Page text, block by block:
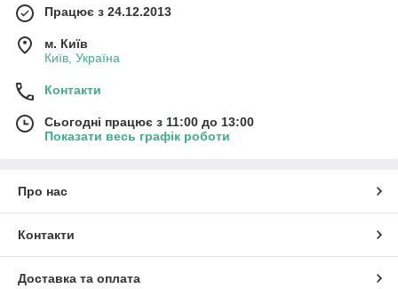
Працює з 24.12.2013
м. Київ
Київ, Україна
Контакти
Сьогодні працює з 11:00 до 13:00
Показати весь графік роботи
Про нас
Контакти
Доставка та оплата